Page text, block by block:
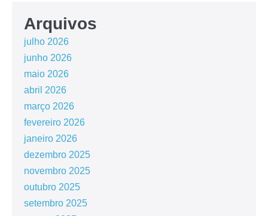
Arquivos
julho 2026
junho 2026
maio 2026
abril 2026
março 2026
fevereiro 2026
janeiro 2026
dezembro 2025
novembro 2025
outubro 2025
setembro 2025